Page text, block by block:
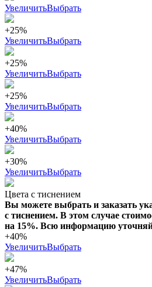
УвеличитьВыбрать
+25%
УвеличитьВыбрать
+25%
УвеличитьВыбрать
+25%
УвеличитьВыбрать
+40%
УвеличитьВыбрать
+30%
УвеличитьВыбрать
Цвета с тиснением
Вы можете выбрать и заказать
с тиснением. В этом случае
на 15%. Всю информацию
+40%
УвеличитьВыбрать
+47%
УвеличитьВыбрать